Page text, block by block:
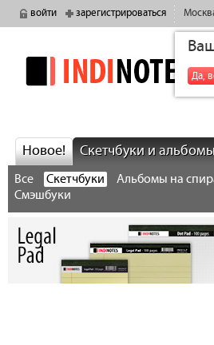
войти зарегистрироваться
Да,
indinotes
Новое! Скетчбуки и
Все Скетчбуки Альбомы на
Смэшбуки